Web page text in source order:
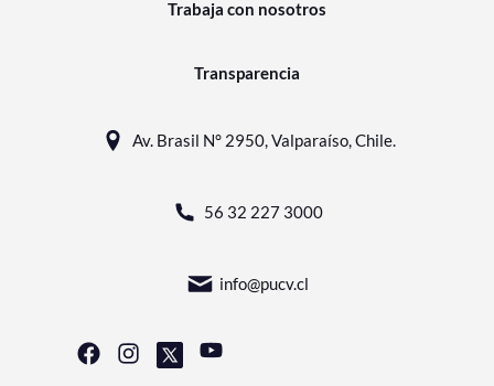
Trabaja con nosotros
Transparencia
Av. Brasil N° 2950, Valparaíso, Chile.
56 32 227 3000
info@pucv.cl